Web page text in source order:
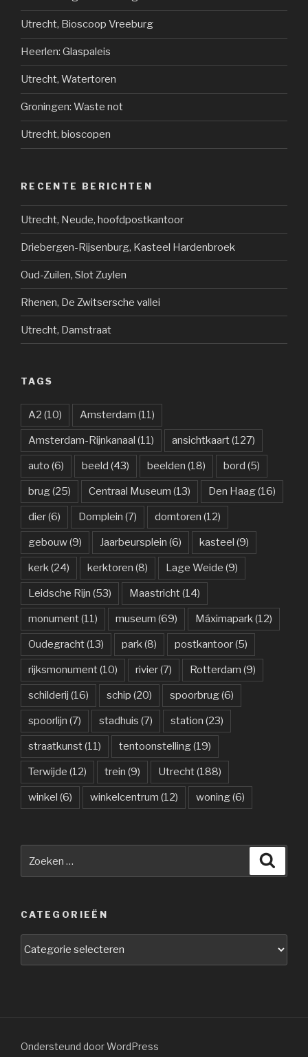
Utrecht, Bioscoop Vreeburg
Heerlen: Glaspaleis
Utrecht, Watertoren
Groningen: Waste not
Utrecht, bioscopen
RECENTE BERICHTEN
Utrecht, Neude, hoofdpostkantoor
Driebergen-Rijsenburg, Kasteel Hardenbroek
Oud-Zuilen, Slot Zuylen
Rhenen, De Zwitsersche vallei
Utrecht, Damstraat
TAGS
A2 (10) Amsterdam (11)
Amsterdam-Rijnkanaal (11) ansichtkaart(127)
auto (6) beeld (43) beelden (18) bord (5)
brug(25) Centraal Museum (13) Den Haag(16)
dier(6) Domplein (7) domtoren (12)
gebouw(9) Jaarbeursplein (6) kasteel (9)
kerk(24) kerktoren (8) Lage Weide (9)
Leidsche Rijn (53) Maastricht(14)
monument(11) museum (69) Máximapark(12)
Oudegracht(13) park(8) postkantoor(5)
rijksmonument(10) rivier(7) Rotterdam (9)
schilderij (16) schip (20) spoorbrug(6)
spoorlijn (7) stadhuis (7) station (23)
straatkunst(11) tentoonstelling(19)
Terwijde (12) trein (9) Utrecht(188)
winkel (6) winkelcentrum (12) woning(6)
CATEGORIEËN
Ondersteund door WordPress